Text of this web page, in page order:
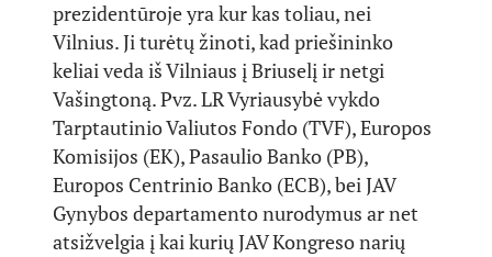
prezidentūroje yra kur kas toliau, nei
Vilnius. Ji turėtų žinoti, kad priešininko
keliai veda iš Vilniaus į Briuselį ir netgi
Vašingtoną. Pvz. LR Vyriausybė vykdo
Tarptautinio Valiutos Fondo (TVF), Europos
Komisijos (EK), Pasaulio Banko (PB),
Europos Centrinio Banko (ECB), bei JAV
Gynybos departamento nurodymus ar net
atsižvelgia į kai kurių JAV Kongreso narių